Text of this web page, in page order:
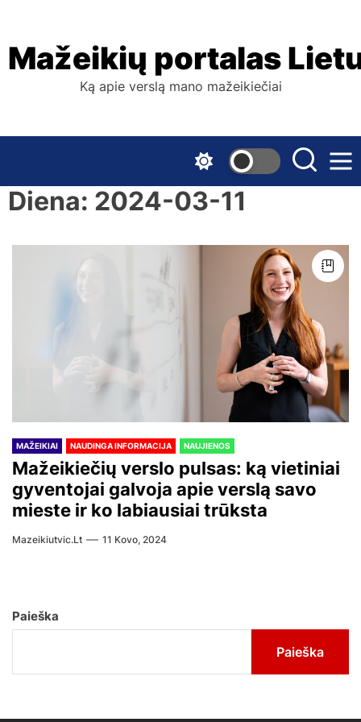
the
content
Mažeikių portalas
Ką apie verslą mano mažeikiečiai
Diena: 2024-03-11
MAŽEIKIAI NAUDINGA INFORMACIJA NAUJIENOS
Mažeikiečių verslo pulsas: ką vietiniai
gyventojai galvoja apie verslą savo
mieste ir ko labiausiai trūksta
Mazeikiutvic.lt 11 Kovo, 2024
Paieška
Paieška